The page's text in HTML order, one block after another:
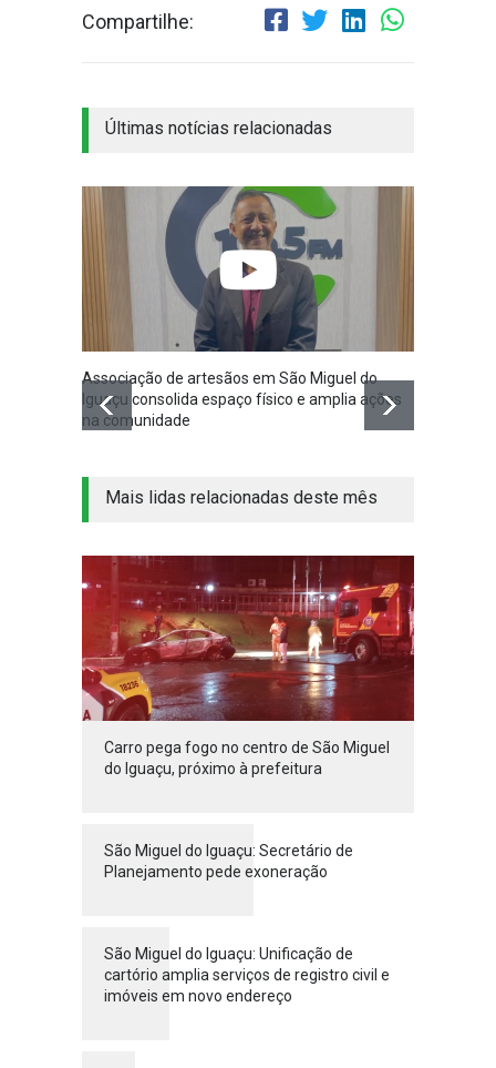
Compartilhe:
Últimas notícias relacionadas
Associação de artesãos em São Miguel do
Iguaçu consolida espaço físico e amplia ações
na comunidade
Mais lidas relacionadas deste mês
Carro pega fogo no centro de São Miguel
do Iguaçu, próximo à prefeitura
São Miguel do Iguaçu: Secretário de
Planejamento pede exoneração
São Miguel do Iguaçu: Unificação de
cartório amplia serviços de registro civil e
imóveis em novo endereço